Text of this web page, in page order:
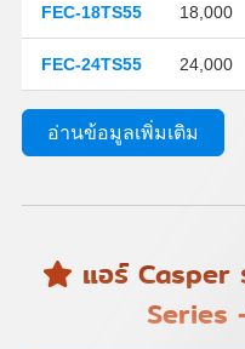
FEC-18TS55 18,000
FEC-24TS55 24,000
อ่านข้อมูลเพิ่มเติม
แอร์
Series